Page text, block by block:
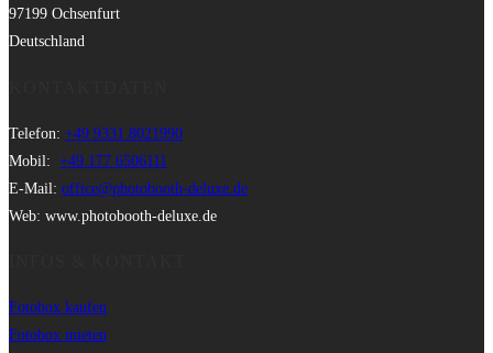
97199 Ochsenfurt
Deutschland
Telefon: +49 9331 8021990
Mobil: +49 177 6506111
E-Mail: office@photobooth-deluxe.de
Web: www.photobooth-deluxe.de
Fotobox kaufen
Fotobox mieten